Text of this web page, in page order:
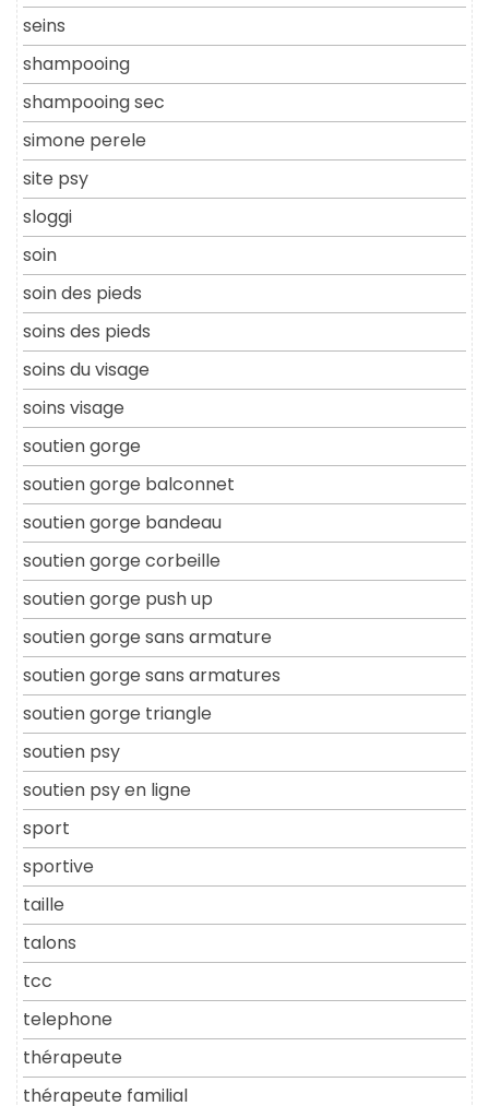
seins
shampooing
shampooing sec
simone perele
site psy
sloggi
soin
soin des pieds
soins des pieds
soins du visage
soins visage
soutien gorge
soutien gorge balconnet
soutien gorge bandeau
soutien gorge corbeille
soutien gorge push up
soutien gorge sans armature
soutien gorge sans armatures
soutien gorge triangle
soutien psy
soutien psy en ligne
sport
sportive
taille
talons
tcc
telephone
thérapeute
thérapeute familial